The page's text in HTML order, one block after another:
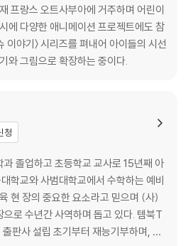
프랑스 오트사부아에 거주하며 어린이
에 다양한 애니메이션 프로젝트에도 참
이야기〉 시리즈를 펴내어 아이들의 시선
와 그림으로 확장하는 중이다.
청
졸업하고 초등학교 교사로 15년째 아
학교와 사범대학교에서 수학하는 예비
현 장의 중요한 요소라고 믿으며 (사)
로 수년간 사역하며 돕고 있다. 템북T
판사 설립 초기부터 재능기부하며, 글